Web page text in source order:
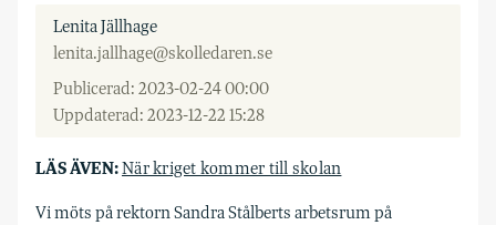
Lenita Jällhage
lenita.jallhage@skolledaren.se
Publicerad: 2023-02-24 00:00
Uppdaterad: 2023-12-22 15:28
LÄS ÄVEN:När kriget kommer till skolan
Vi möts på rektorn Sandra Stålberts arbetsrum på